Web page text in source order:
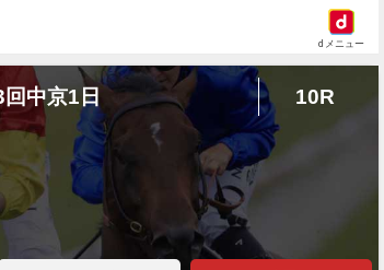
dメニュー
中京1日 10R